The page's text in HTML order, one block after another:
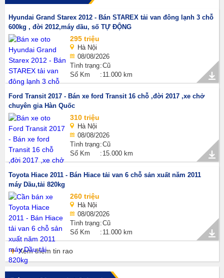
Hyundai Grand Starex 2012 - Bán STAREX tải van đông lạnh 3 chỗ
600kg , đời 2012,máy dầu, số TỰ ĐỘNG
295 triệu
Hà Nội
08/08/2026
Tình trạng Cũ
Số Km
11.000 km
Ford Transit 2017 - Bán xe ford Transit 16 chỗ ,đời 2017 ,xe chở
chuyên gia Hàn Quốc
310 triệu
Hà Nội
08/08/2026
Tình trạng Cũ
Số Km
15.000 km
Toyota Hiace 2011 - Bán Hiace tải van 6 chỗ sản xuất năm 2011
máy Dầu,tải 820kg
260 triệu
Hà Nội
08/08/2026
Tình trạng Cũ
Số Km
11.000 km
Xem thêm tin rao